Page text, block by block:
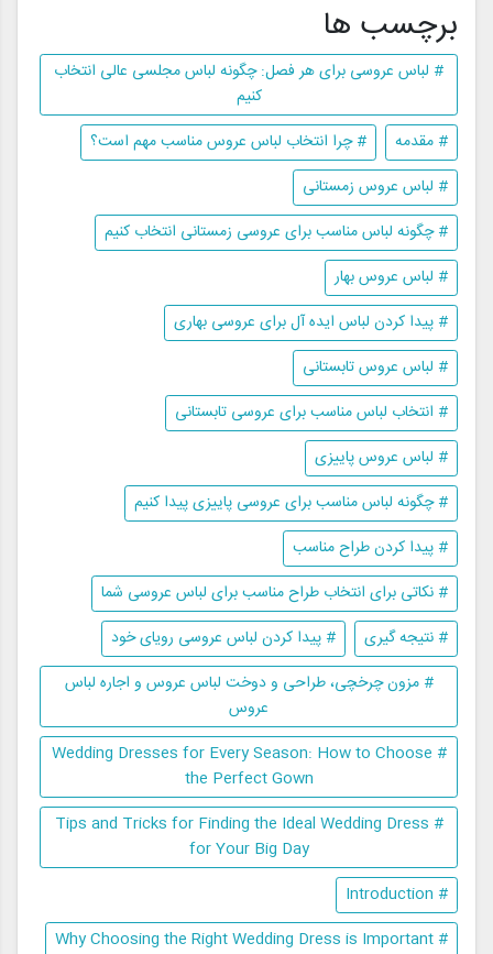
برچسب ها
# لباس عروسی برای هر فصل: چگونه لباس مجلسی عالی انتخاب
کنیم
# مقدمه
# چرا انتخاب لباس عروس مناسب مهم است؟
# لباس عروس زمستانی
# چگونه لباس مناسب برای عروسی زمستانی انتخاب کنیم
# لباس عروس بهار
# پیدا کردن لباس ایده آل برای عروسی بهاری
# لباس عروس تابستانی
# انتخاب لباس مناسب برای عروسی تابستانی
# لباس عروس پاییزی
# چگونه لباس مناسب برای عروسی پاییزی پیدا کنیم
# پیدا کردن طراح مناسب
# نکاتی برای انتخاب طراح مناسب برای لباس عروسی شما
# نتیجه گیری
# پیدا کردن لباس عروسی رویای خود
# مزون چرخچی، طراحی و دوخت لباس عروس و اجاره لباس
عروس
# Wedding Dresses for Every Season: How to Choose
the Perfect Gown
# Tips and Tricks for Finding the Ideal Wedding Dress
for Your Big Day
# Introduction
# Why Choosing the Right Wedding Dress is Important